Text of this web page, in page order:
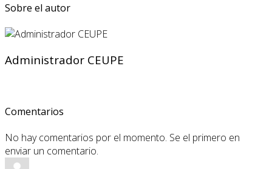
Sobre el autor
Administrador CEUPE
Comentarios
No hay comentarios por el momento. Se el primero en
enviar un comentario.